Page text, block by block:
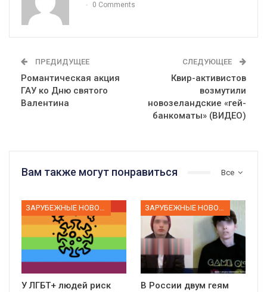
0 Comments
ПРЕДИДУЩЕЕ
Романтическая акция
ГАУ ко Дню святого
Валентина
СЛЕДУЮЩЕЕ
Квир-активистов
возмутили
новозеландские «гей-
банкоматы» (ВИДЕО)
Все
Вам также могут понравиться
У ЛГБТ+ людей риск
В России двум геям